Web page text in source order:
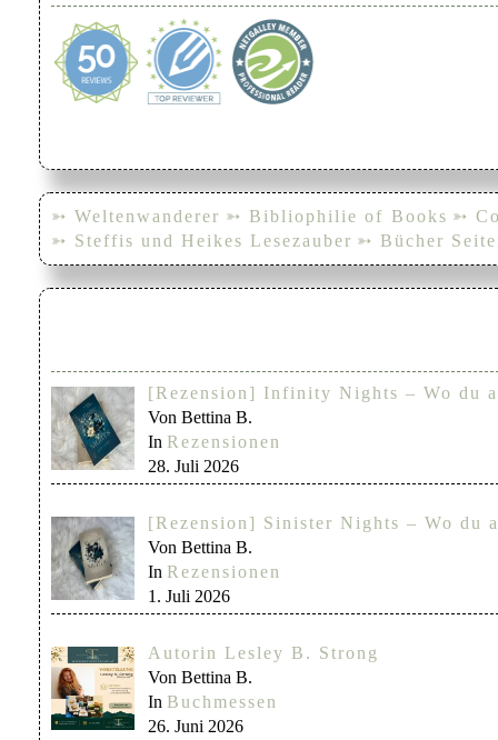
➳ Weltenwanderer ➳ Bibliophilie of Books ➳
➳ Steffis und Heikes Lesezauber ➳ Bücher
[Rezension] Infinity Nights – Wo du
Von Bettina B.
In Rezensionen
28. Juli 2026
[Rezension] Sinister Nights – Wo du
Von Bettina B.
In Rezensionen
1. Juli 2026
Autorin Lesley B. Strong
Von Bettina B.
In Buchmessen
26. Juni 2026